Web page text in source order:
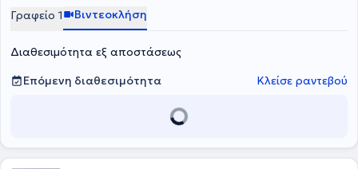
Γραφείο 1 Βιντεοκλήση
Διαθεσιμότητα εξ αποστάσεως
Επόμενη διαθεσιμότητα
Κλείσε ραντεβού